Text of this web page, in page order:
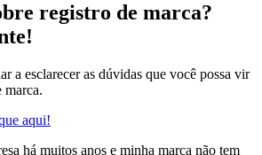
registro de marca?
a esclarecer as dúvidas que você possa vir
marca.
aqui!
há muitos anos e minha marca não tem